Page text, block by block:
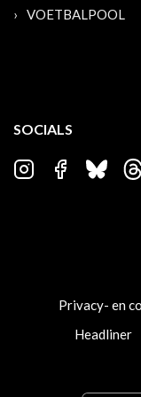
VOETBALPOOL
SOCIALS
Privacy- en
Headliner